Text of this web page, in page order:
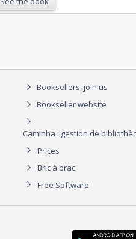
Booksellers, join us
Bookseller website
Caminha : gestion de
Prices
Bric à brac
Free Software